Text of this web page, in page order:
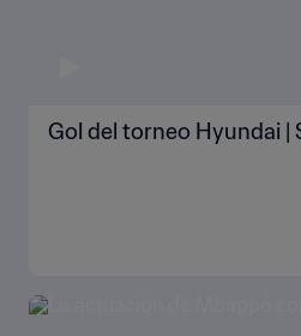
Gol del torneo Hyundai |